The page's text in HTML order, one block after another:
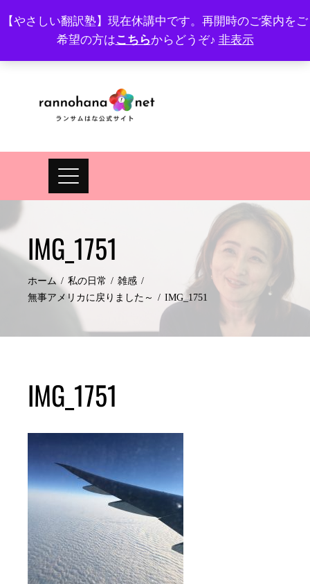
【やさしい翻訳塾】現在休講中です。再開時のご案内をご
希望の方はこちらからどうぞ♪ 非表示
プロフィール FAQ Site map JA EN
IMG_1751
ホーム 私の日常
雑感
無事アメリカに戻りました～
IMG_1751
IMG_1751